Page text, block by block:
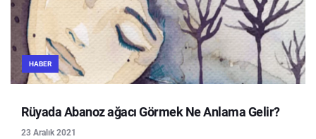
HABER
Rüyada Abanoz ağacı Görmek Ne Anlama Gelir?
23 Aralık 2021